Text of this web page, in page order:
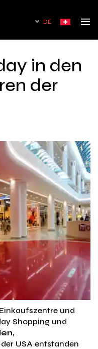
DE
in den
der
und
Shopping und
der USA entstanden